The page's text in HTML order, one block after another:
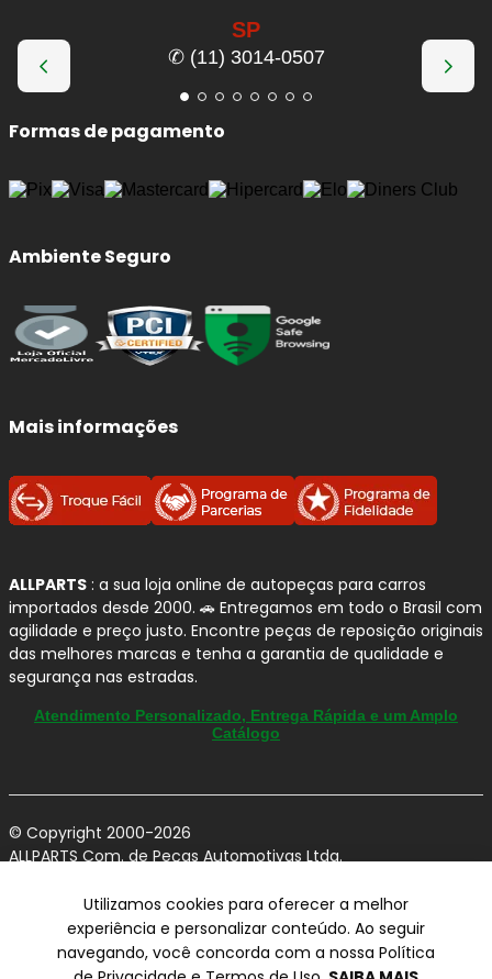
SP
✆ (11) 3014-0507
Formas de pagamento
Ambiente Seguro
Mais informações
ALLPARTS : a sua loja online de autopeças para carros
importados desde 2000. 🚗 Entregamos em todo o Brasil com
agilidade e preço justo. Encontre peças de reposição originais
das melhores marcas e tenha a garantia de qualidade e
segurança nas estradas.
Atendimento Personalizado, Entrega Rápida e um Amplo
Catálogo
© Copyright 2000-2026
ALLPARTS Com. de Peças Automotivas Ltda.
Claudina - Vinhedo/SP - CEP 13284-480.
Preços, condições de pagamento e frete exclusivos para compras via
internet utilizando CPF, podendo variar na Loja Física e Televendas.
Preços e descontos podem variar no checkout.
Utilizamos cookies para oferecer a melhor
experiência e personalizar conteúdo. Ao seguir
navegando, você concorda com a nossa Política